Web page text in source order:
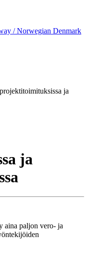
/ Norwegian Denmark
ja
ja
aina paljon vero- ja